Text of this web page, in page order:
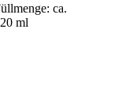
ca.
ml